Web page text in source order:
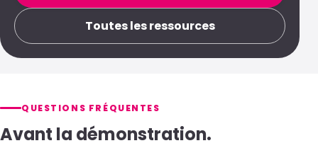
Toutes les ressources
Avant la démonstration.